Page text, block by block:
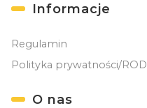
Informacje
Regulamin
Polityka prywatności/
O nas